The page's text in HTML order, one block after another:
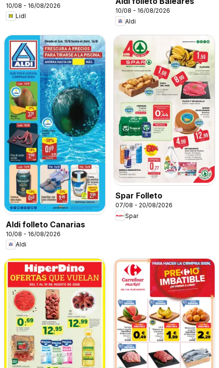
10/08 - 16/08/2026
Lidl
10/08 - 16/08/2026
Aldi
Aldi folleto Canarias
10/08 - 16/08/2026
Aldi
Spar Folleto
07/08 - 20/08/2026
Spar